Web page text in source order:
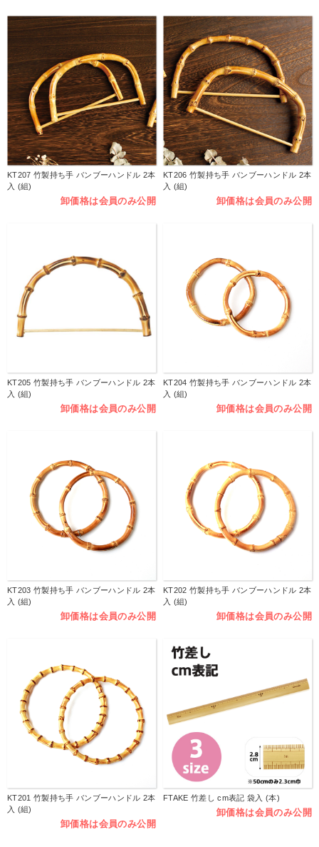
KT207 竹製持ち手 バンブーハンドル 2本
入 (組)
卸価格は会員のみ公開
KT206 竹製持ち手 バンブーハンドル 2本
入 (組)
卸価格は会員のみ公開
KT205 竹製持ち手 バンブーハンドル 2本
入 (組)
卸価格は会員のみ公開
KT204 竹製持ち手 バンブーハンドル 2本
入 (組)
卸価格は会員のみ公開
KT203 竹製持ち手 バンブーハンドル 2本
入 (組)
卸価格は会員のみ公開
KT202 竹製持ち手 バンブーハンドル 2本
入 (組)
卸価格は会員のみ公開
KT201 竹製持ち手 バンブーハンドル 2本
入 (組)
卸価格は会員のみ公開
FTAKE 竹差し cm表記 袋入 (本)
卸価格は会員のみ公開